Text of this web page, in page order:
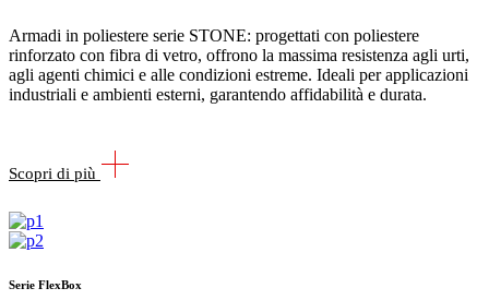
Armadi in poliestere serie STONE: progettati con poliestere
rinforzato con fibra di vetro, offrono la massima resistenza agli urti,
agli agenti chimici e alle condizioni estreme. Ideali per applicazioni
industriali e ambienti esterni, garantendo affidabilità e durata.
Scopri di più
Serie FlexBox